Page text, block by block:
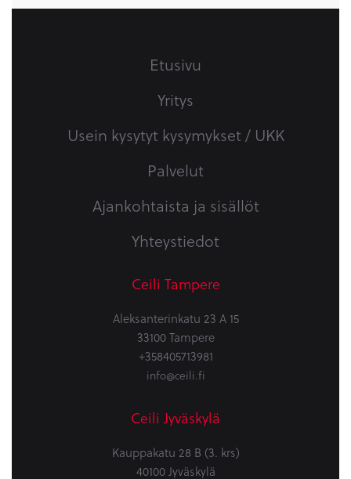
Etusivu
Yritys
Usein kysytyt kysymykset / UKK
Palvelut
Ajankohtaista ja sisällöt
Yhteystiedot
Ceili Tampere
Aleksanterinkatu 23 A 15
33100 Tampere
+358405713981
info@ceili.fi
Ceili Jyväskylä
Kauppakatu 28 B (3. krs)
40100 Jyväskylä